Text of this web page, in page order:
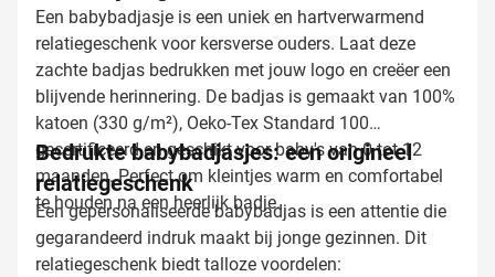
Een babybadjasje is een uniek en hartverwarmend
relatiegeschenk voor kersverse ouders. Laat deze
zachte badjas bedrukken met jouw logo en creëer een
blijvende herinnering. De badjas is gemaakt van 100%
katoen (330 g/m²), Oeko-Tex Standard 100
gecertificeerd en geschikt voor baby's van 0 tot 12
maanden. Perfect om kleintjes warm en comfortabel
te houden na een heerlijk badje.
Bedrukte babybadjasjes: een origineel
relatiegeschenk
Een gepersonaliseerde babybadjas is een attentie die
gegarandeerd indruk maakt bij jonge gezinnen. Dit
relatiegeschenk biedt talloze voordelen: